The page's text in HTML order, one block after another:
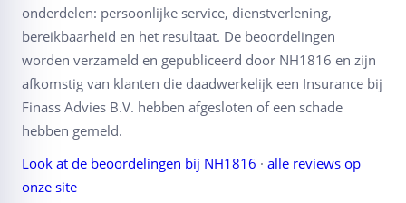
onderdelen: persoonlijke service, dienstverlening,
bereikbaarheid en het resultaat. De beoordelingen
worden verzameld en gepubliceerd door NH1816 en zijn
afkomstig van klanten die daadwerkelijk een Insurance bij
Finass Advies B.V. hebben afgesloten of een schade
hebben gemeld.
Look at de beoordelingen bij NH1816 · alle reviews op
onze site